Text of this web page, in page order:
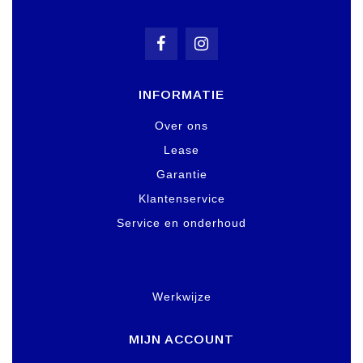
INFORMATIE
Over ons
Lease
Garantie
Klantenservice
Service en onderhoud
Werkwijze
MIJN ACCOUNT